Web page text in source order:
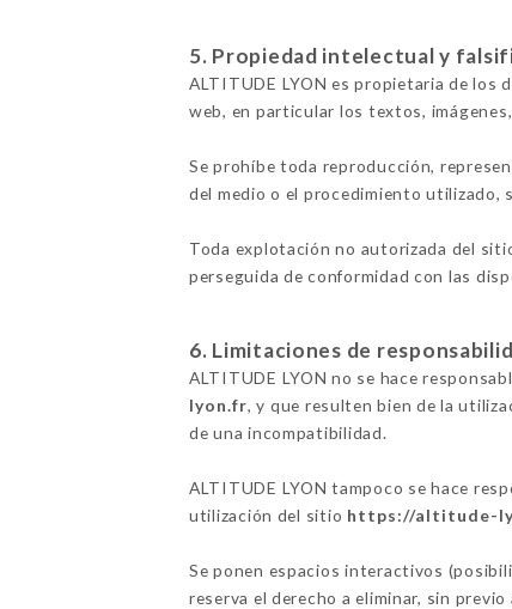
5. Propiedad intelectual y
ALTITUDE LYON es propietaria de los
web, en particular los textos,
Se prohíbe toda reproducción,
del medio o el procedimiento utilizado,
Toda explotación no autorizada del
perseguida de conformidad con las
6. Limitaciones de
ALTITUDE LYON no se hace
lyon.fr, y que resulten bien de la
de una incompatibilidad.
ALTITUDE LYON tampoco se hace
utilización del sitio https://altitude-
Se ponen espacios interactivos
reserva el derecho a eliminar, sin